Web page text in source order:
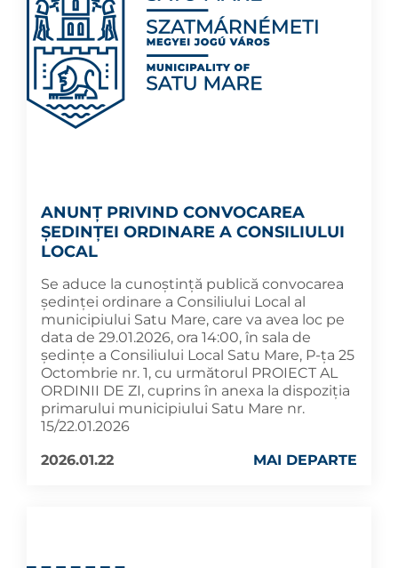
ANUNȚ PRIVIND CONVOCAREA
ȘEDINȚEI ORDINARE A CONSILIULUI
LOCAL
Se aduce la cunoștință publică convocarea
ședinței ordinare a Consiliului Local al
municipiului Satu Mare, care va avea loc pe
data de 29.01.2026, ora 14:00, în sala de
ședințe a Consiliului Local Satu Mare, P-ța 25
Octombrie nr. 1, cu următorul PROIECT AL
ORDINII DE ZI, cuprins în anexa la dispoziția
primarului municipiului Satu Mare nr.
15/22.01.2026
2026.01.22
MAI DEPARTE